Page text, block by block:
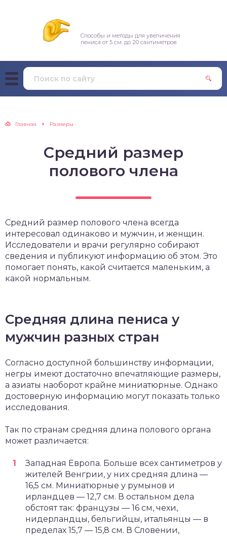
Способы и методы для увеличения
пениса от 5 см. до 20 сантиметров
Главная Размеры
Средний размер
полового члена
Средний размер полового члена всегда
интересовал одинаково и мужчин, и женщин.
Исследователи и врачи регулярно собирают
сведения и публикуют информацию об этом. Это
помогает понять, какой считается маленьким, а
какой нормальным.
Средняя длина пениса у
мужчин разных стран
Согласно доступной большинству информации,
негры имеют достаточно впечатляющие размеры,
а азиаты наоборот крайне миниатюрные. Однако
достоверную информацию могут показать только
исследования.
Так по странам средняя длина полового органа
может различается:
Западная Европа. Больше всех сантиметров у
жителей Венгрии, у них средняя длина —
16,5 см. Миниатюрные у румынов и
ирландцев — 12,7 см. В остальном дела
обстоят так: французы — 16 см, чехи,
нидерландцы, бельгийцы, итальянцы — в
пределах 15,7 — 15,8 см. В Словении,